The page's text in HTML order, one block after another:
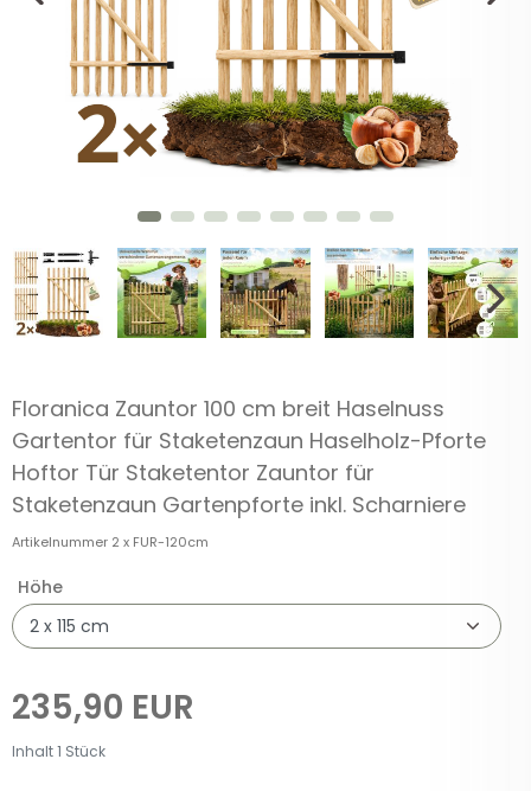
Floranica Zauntor 100 cm breit Haselnuss
Gartentor für Staketenzaun Haselholz-Pforte
Hoftor Tür Staketentor Zauntor für
Staketenzaun Gartenpforte inkl. Scharniere
Artikelnummer 2 x FUR-120cm
Höhe
235,90 EUR
Inhalt1 Stück